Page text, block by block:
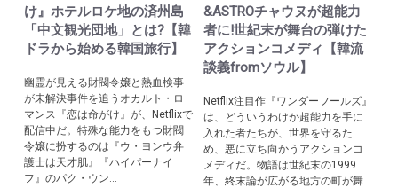
け』ホテルロケ地の済州島
「中文観光団地」とは?【韓
ドラから始める韓国旅行】
幽霊が見える財閥令嬢と熱血検事
が未解決事件を追うオカルト・ロ
マンス『恋は命がけ』が、Netflixで
配信中だ。特殊な能力をもつ財閥
令嬢に扮するのは『ウ・ヨンウ弁
護士は天才肌』『ハイパーナイ
フ』のパク・ウン...
&ASTROチャウヌが超能力
者に!世紀末が舞台の弾けた
アクションコメディ【韓流
談義fromソウル】
Netflix注目作『ワンダーフールズ』
は、どういうわけか超能力を手に
入れた者たちが、世界を守るた
め、悪に立ち向かうアクションコ
メディだ。物語は世紀末の1999
年、終末論が広がる地方の町が舞